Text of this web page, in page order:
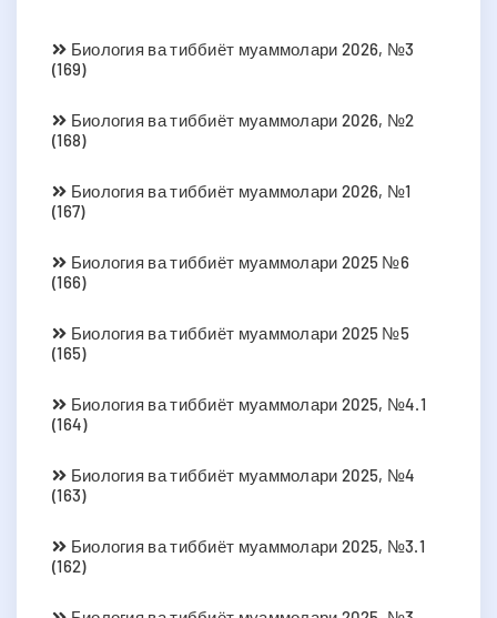
Биология ва тиббиёт муаммолари 2026, №3
(169)
Биология ва тиббиёт муаммолари 2026, №2
(168)
Биология ва тиббиёт муаммолари 2026, №1
(167)
Биология ва тиббиёт муаммолари 2025 №6
(166)
Биология ва тиббиёт муаммолари 2025 №5
(165)
Биология ва тиббиёт муаммолари 2025, №4.1
(164)
Биология ва тиббиёт муаммолари 2025, №4
(163)
Биология ва тиббиёт муаммолари 2025, №3.1
(162)